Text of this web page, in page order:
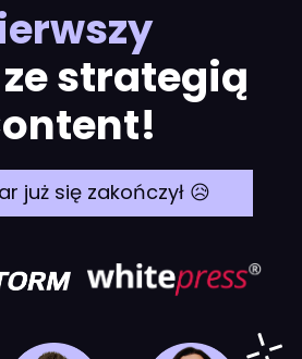
ze strategią
już się zakończył 😥